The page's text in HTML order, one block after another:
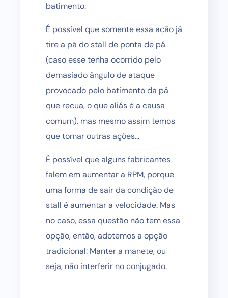
batimento.
É possível que somente essa ação já
tire a pá do stall de ponta de pá
(caso esse tenha ocorrido pelo
demasiado ângulo de ataque
provocado pelo batimento da pá
que recua, o que aliás é a causa
comum), mas mesmo assim temos
que tomar outras ações…
É possível que alguns fabricantes
falem em aumentar a RPM, porque
uma forma de sair da condição de
stall é aumentar a velocidade. Mas
no caso, essa questão não tem essa
opção, então, adotemos a opção
tradicional: Manter a manete, ou
seja, não interferir no conjugado.